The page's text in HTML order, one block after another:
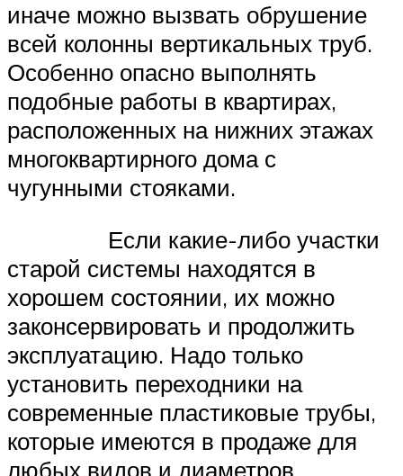
иначе можно вызвать обрушение
всей колонны вертикальных труб.
Особенно опасно выполнять
подобные работы в квартирах,
расположенных на нижних этажах
многоквартирного дома с
чугунными стояками.
Если какие-либо участки
старой системы находятся в
хорошем состоянии, их можно
законсервировать и продолжить
эксплуатацию. Надо только
установить переходники на
современные пластиковые трубы,
которые имеются в продаже для
любых видов и диаметров